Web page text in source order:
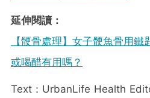
延伸閱讀：
【骾骨處理】女子骾魚骨用
或喝醋有用嗎？
Text：UrbanLife Health